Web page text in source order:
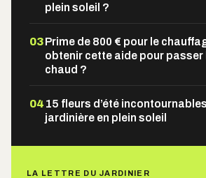
plein soleil ?
03Prime de 800 € pour le
obtenir cette aide pour passer
chaud ?
04 15 fleurs d’été
jardinière en plein soleil
LA LETTRE DU JARDINIER